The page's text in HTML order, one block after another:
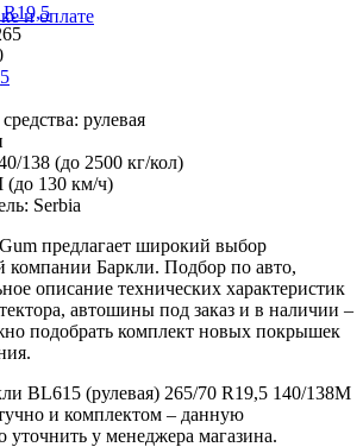
и оплате
R19,5
рулевая
138 (до 2500 кг/кол)
(до 130 км/ч)
Serbia
предлагает широкий выбор
компании Баркли. Подбор по авто,
описание технических характеристик
автошины под заказ и в наличии –
подобрать комплект новых покрышек
BL615 (рулевая) 265/70 R19,5 140/138M
и комплектом – данную
у менеджера магазина.